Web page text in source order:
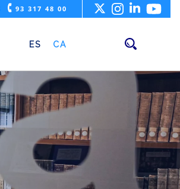
🕻 93 317 48 00
ES CA